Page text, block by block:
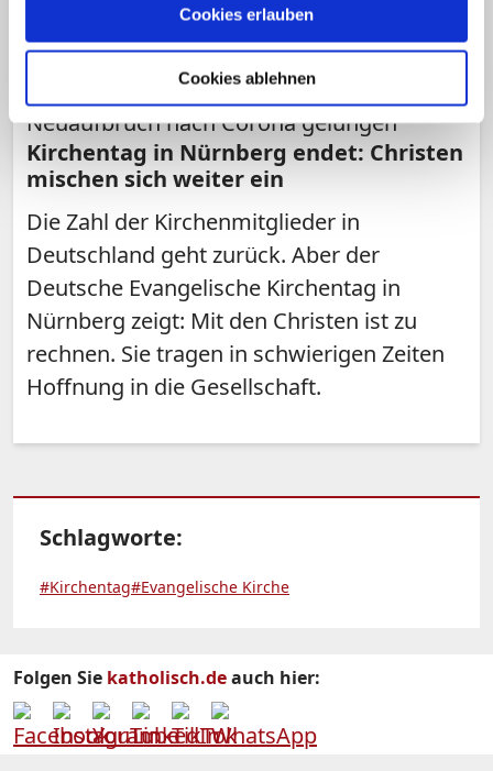
Cookies erlauben
Cookies ablehnen
Neuaufbruch nach Corona gelungen
Kirchentag in Nürnberg endet: Christen
mischen sich weiter ein
Die Zahl der Kirchenmitglieder in
Deutschland geht zurück. Aber der
Deutsche Evangelische Kirchentag in
Nürnberg zeigt: Mit den Christen ist zu
rechnen. Sie tragen in schwierigen Zeiten
Hoffnung in die Gesellschaft.
Schlagworte:
#Kirchentag#Evangelische Kirche
Folgen Sie katholisch.deauch hier: